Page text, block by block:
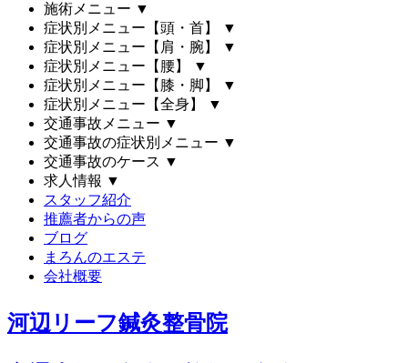
施術メニュー ▼
症状別メニュー【頭・首】
▼
症状別メニュー【肩・腕】
▼
症状別メニュー【腰】
▼
症状別メニュー【膝・脚】
▼
症状別メニュー【全身】
▼
交通事故メニュー ▼
交通事故の症状別メニュー ▼
交通事故のケース ▼
求人情報 ▼
スタッフ紹介
推薦者からの声
ブログ
まろんのエステ
会社概要
河辺リーフ鍼灸整骨院